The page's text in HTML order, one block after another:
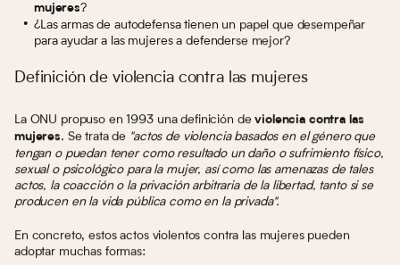
mujeres?
¿Las armas de autodefensa tienen un papel que desempeñar
para ayudar a las mujeres a defenderse mejor?
Definición de violencia contra las mujeres
La ONU propuso en 1993 una definición deviolencia contra las
mujeres. Se trata de "actos de violencia basados en el género que
tengan o puedan tener como resultado un daño o sufrimiento físico,
sexual o psicológico para la mujer, así como las amenazas de tales
actos, la coacción o la privación arbitraria de la libertad, tanto si se
producen en la vida pública como en la privada".
En concreto, estos actos violentos contra las mujeres pueden
adoptar muchas formas: